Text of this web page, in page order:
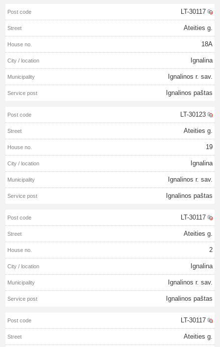
LT-30117
Ateities g.
18A
Ignalina
Ignalinos r. sav.
Ignalinos paštas
LT-30123
Ateities g.
19
Ignalina
Ignalinos r. sav.
Ignalinos paštas
LT-30117
Ateities g.
2
Ignalina
Ignalinos r. sav.
Ignalinos paštas
LT-30117
Ateities g.